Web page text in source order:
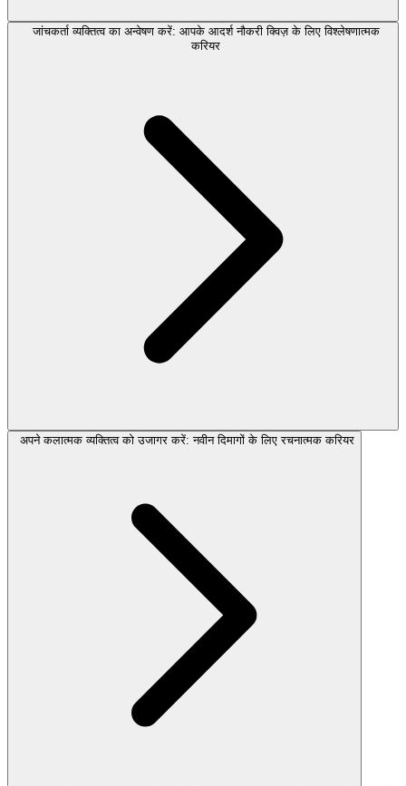
जांचकर्ता व्यक्तित्व का अन्वेषण करें: आपके आदर्श नौकरी क्विज़ के लिए विश्लेषणात्मक
करियर
अपने कलात्मक व्यक्तित्व को उजागर करें: नवीन दिमागों के लिए रचनात्मक करियर